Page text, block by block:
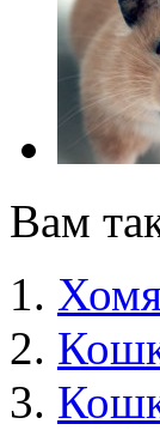
Вам